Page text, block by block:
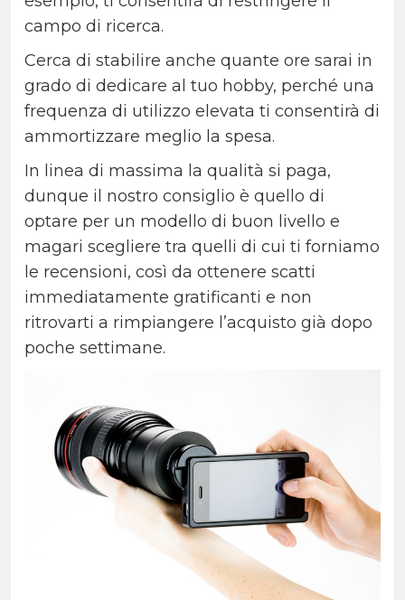
campo di ricerca.
Cerca di stabilire anche quante ore sarai in
grado di dedicare al tuo hobby, perché una
frequenza di utilizzo elevata ti consentirà di
ammortizzare meglio la spesa.
In linea di massima la qualità si paga,
dunque il nostro consiglio è quello di
optare per un modello di buon livello e
magari scegliere tra quelli di cui ti forniamo
le recensioni, così da ottenere scatti
immediatamente gratificanti e non
ritrovarti a rimpiangere l’acquisto già dopo
poche settimane.